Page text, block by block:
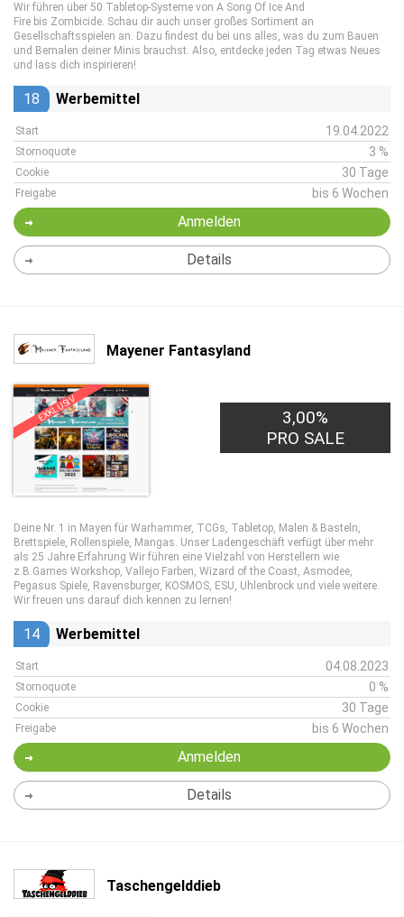
Wir führen über 50 Tabletop-Systeme von A Song Of Ice And
Fire bis Zombicide. Schau dir auch unser großes Sortiment an
Gesellschaftsspielen an. Dazu findest du bei uns alles, was du zum Bauen
und Bemalen deiner Minis brauchst. Also, entdecke jeden Tag etwas Neues
und lass dich inspirieren!
18 Werbemittel
Start 19.04.2022
Stornoquote 3 %
Cookie 30 Tage
Freigabe bis 6 Wochen
Anmelden
Details
Mayener Fantasyland
EXKLUSIV
3,00%
PRO SALE
Deine Nr. 1 in Mayen für Warhammer, TCGs, Tabletop, Malen & Basteln,
Brettspiele, Rollenspiele, Mangas. Unser Ladengeschäft verfügt über mehr
als 25 Jahre Erfahrung Wir führen eine Vielzahl von Herstellern wie
z.B.Games Workshop, Vallejo Farben, Wizard of the Coast, Asmodee,
Pegasus Spiele, Ravensburger, KOSMOS, ESU, Uhlenbrock und viele weitere.
Wir freuen uns darauf dich kennen zu lernen!
14 Werbemittel
Start 04.08.2023
Stornoquote 0 %
Cookie 30 Tage
Freigabe bis 6 Wochen
Anmelden
Details
Taschengelddieb